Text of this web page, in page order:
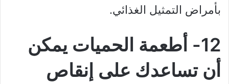
بأمراض التمثيل الغذائي.
12- أطعمة الحميات يمكن
أن تساعدك على إنقاص